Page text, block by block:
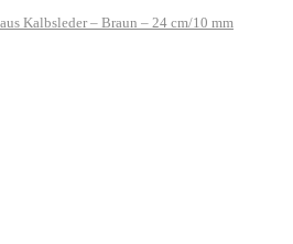
Kalbsleder – Braun – 24 cm/10 mm